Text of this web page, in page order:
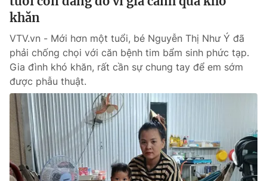
khăn
VTV.vn - Mới hơn một tuổi, bé Nguyễn Thị Như Ý đã
phải chống chọi với căn bệnh tim bẩm sinh phức tạp.
Gia đình khó khăn, rất cần sự chung tay để em sớm
được phẫu thuật.